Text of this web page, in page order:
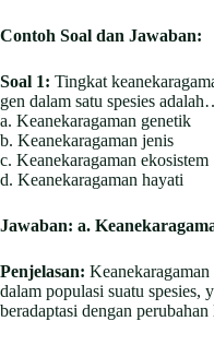
Contoh Soal dan Jawaban:
Soal 1: Tingkat
gen dalam satu spesies
a. Keanekaragaman genetik
b. Keanekaragaman jenis
c. Keanekaragaman ekosistem
d. Keanekaragaman hayati
Jawaban: a.
Penjelasan:
dalam populasi suatu spesies,
beradaptasi dengan